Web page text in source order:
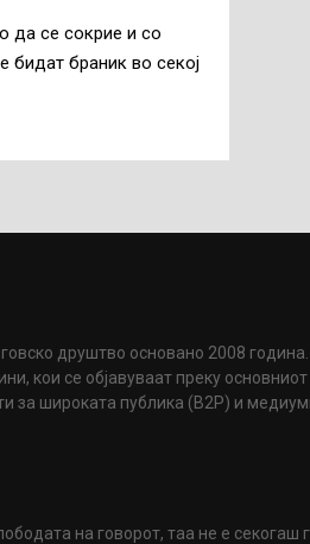
да се сокрие и со
бидат браник во секој
друштво основано 2008
кои се објавуваат преку
широката публика (B2P) и
на говорот, таа не е